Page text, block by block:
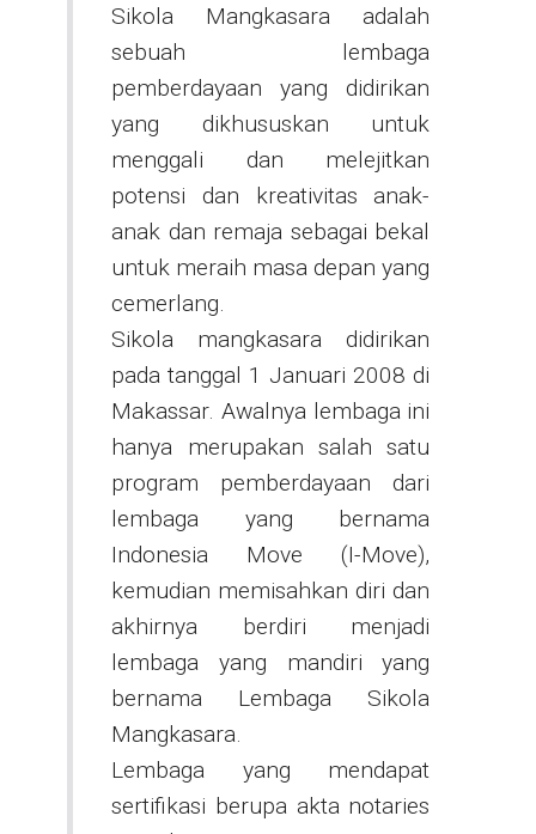
Sikola Mangkasara adalah
sebuah lembaga
pemberdayaan yang didirikan
yang dikhususkan untuk
menggali dan melejitkan
potensi dan kreativitas anak-
anak dan remaja sebagai bekal
untuk meraih masa depan yang
cemerlang.
Sikola mangkasara didirikan
pada tanggal 1 Januari 2008 di
Makassar. Awalnya lembaga ini
hanya merupakan salah satu
program pemberdayaan dari
lembaga yang bernama
Indonesia Move (I-Move),
kemudian memisahkan diri dan
akhirnya berdiri menjadi
lembaga yang mandiri yang
bernama Lembaga Sikola
Mangkasara.
Lembaga yang mendapat
sertifikasi berupa akta notaries